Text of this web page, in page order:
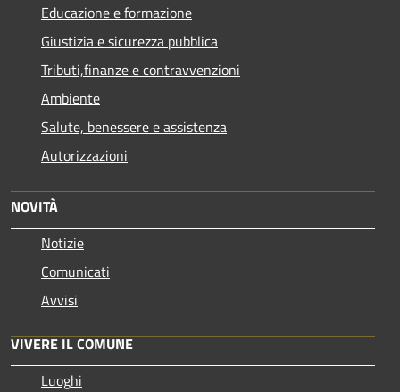
Educazione e formazione
Giustizia e sicurezza pubblica
Tributi,finanze e contravvenzioni
Ambiente
Salute, benessere e assistenza
Autorizzazioni
NOVITÀ
Notizie
Comunicati
Avvisi
VIVERE IL COMUNE
Luoghi